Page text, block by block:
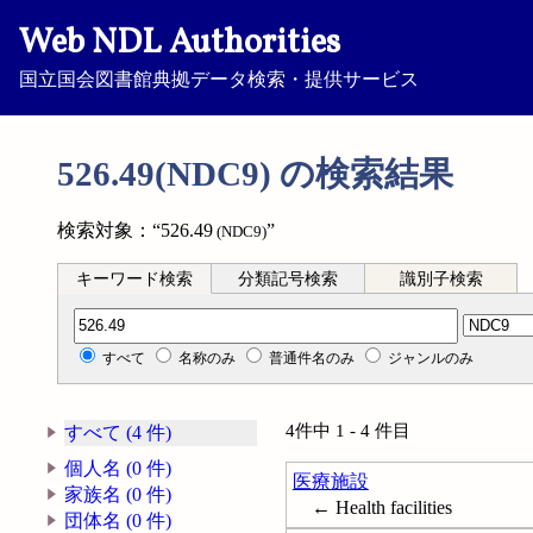
Web NDL Authorities
国立国会図書館典拠データ検索・提供サービス
526.49(NDC9) の検索結果
検索対象：“526.49 (NDC9)”
キーワード検索 分類記号検索 識別子検索
分類記号検索
すべて 名称のみ 普通件名のみ ジャンルのみ
すべて (4 件)
個人名 (0 件)
家族名 (0 件)
団体名 (0 件)
4件中 1 - 4 件目
医療施設
← Health facilities